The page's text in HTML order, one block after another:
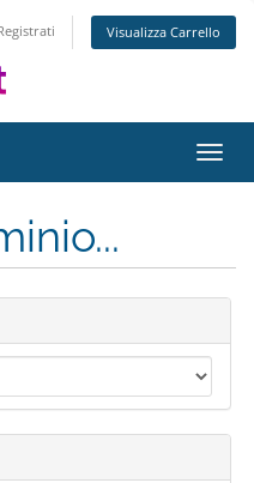
Visualizza Carrello
Attiva